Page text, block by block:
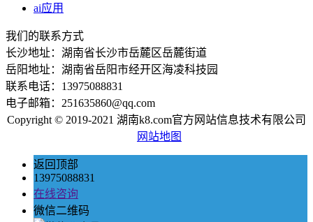
ai应用
我们的联系方式
长沙地址：湖南省长沙市岳麓区岳麓街道
岳阳地址：湖南省岳阳市经开区海凌科技园
联系电话：13975088831
电子邮箱：251635860@qq.com
Copyright © 2019-2021 湖南k8.com官方网站信息技术有限公司
网站地图
返回顶部
13975088831
在线咨询
微信二维码